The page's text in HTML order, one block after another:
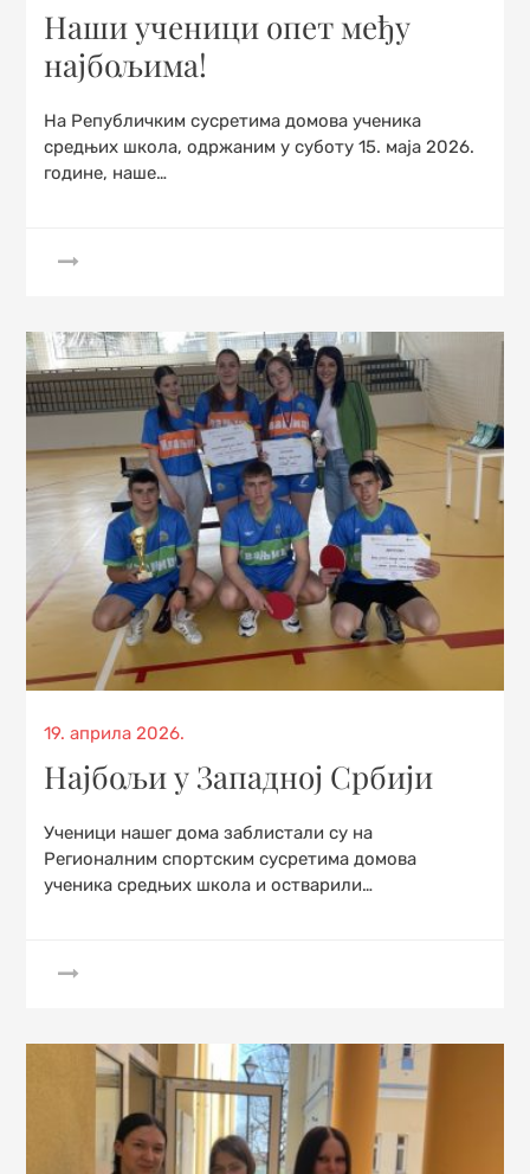
Наши ученици опет међу
најбољима!
На Републичким сусретима домова ученика
средњих школа, одржаним у суботу 15. маја 2026.
године, наше…
Posted
19. априла 2026.
Најбољи у Западној Србији
Ученици нашег дома заблистали су на
Регионалним спортским сусретима домова
ученика средњих школа и остварили…